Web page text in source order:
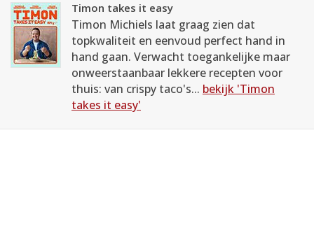
Timon takes it easy
Timon Michiels laat graag zien dat
topkwaliteit en eenvoud perfect hand in
hand gaan. Verwacht toegankelijke maar
onweerstaanbaar lekkere recepten voor
thuis: van crispy taco's... bekijk 'Timon
takes it easy'